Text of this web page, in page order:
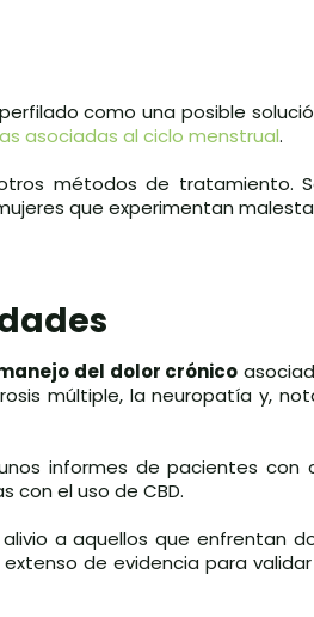
como una posible
asociadas al ciclo menstrual.
métodos de tratamiento.
que experimentan
del dolor crónico
múltiple, la neuropatía y,
informes de pacientes con
con el uso de CBD.
a aquellos que enfrentan
de evidencia para